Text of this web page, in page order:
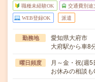
職種未経験OK 交通費別途
WEB登録OK 派遣
勤務地
愛知県大府市
大府駅から車8
曜日頻度
月～金・祝(週
お休みの相談も